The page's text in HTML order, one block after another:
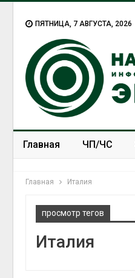
ПЯТНИЦА, 7 АВГУСТА, 2026
Главная ЧП/ЧС
Главная Италия
просмотр тегов
Италия